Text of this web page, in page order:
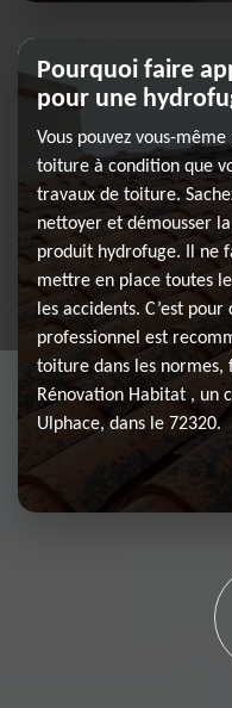
Pourquoi faire
pour une
Vous pouvez vous-
toiture à condition que
travaux de toiture.
nettoyer et démousser
produit hydrofuge. Il ne
mettre en place toutes
les accidents. C’est
professionnel est
toiture dans les normes,
Rénovation Habitat , un
Ulphace, dans le 72320.